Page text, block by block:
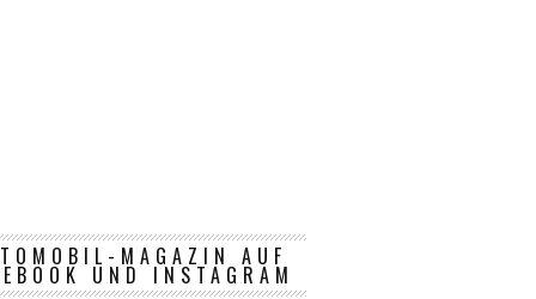
MAGAZIN AUF
UND INSTAGRAM